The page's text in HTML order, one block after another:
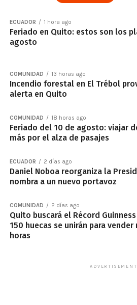
ECUADOR 1 hora ago
Feriado en Quito: estos son los
agosto
COMUNIDAD 13 horas ago
Incendio forestal en El Trébol
alerta en Quito
COMUNIDAD 18 horas ago
Feriado del 10 de agosto: viajar
más por el alza de pasajes
ECUADOR 2 días ago
Daniel Noboa reorganiza la
nombra a un nuevo portavoz
COMUNIDAD 2 días ago
Quito buscará el Récord
150 huecas se unirán para
horas
ADVERTISEMENT